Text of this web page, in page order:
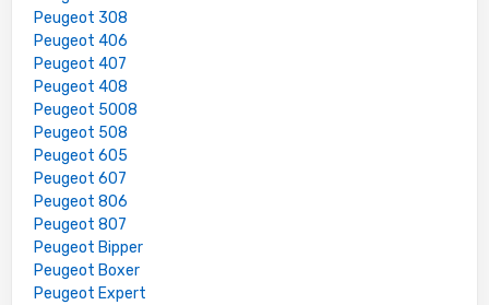
Peugeot 308
Peugeot 406
Peugeot 407
Peugeot 408
Peugeot 5008
Peugeot 508
Peugeot 605
Peugeot 607
Peugeot 806
Peugeot 807
Peugeot Bipper
Peugeot Boxer
Peugeot Expert